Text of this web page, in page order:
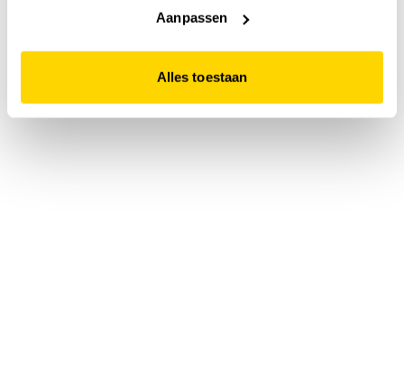
website niet optimaal functioneert.
Aanpassen
Alles toestaan